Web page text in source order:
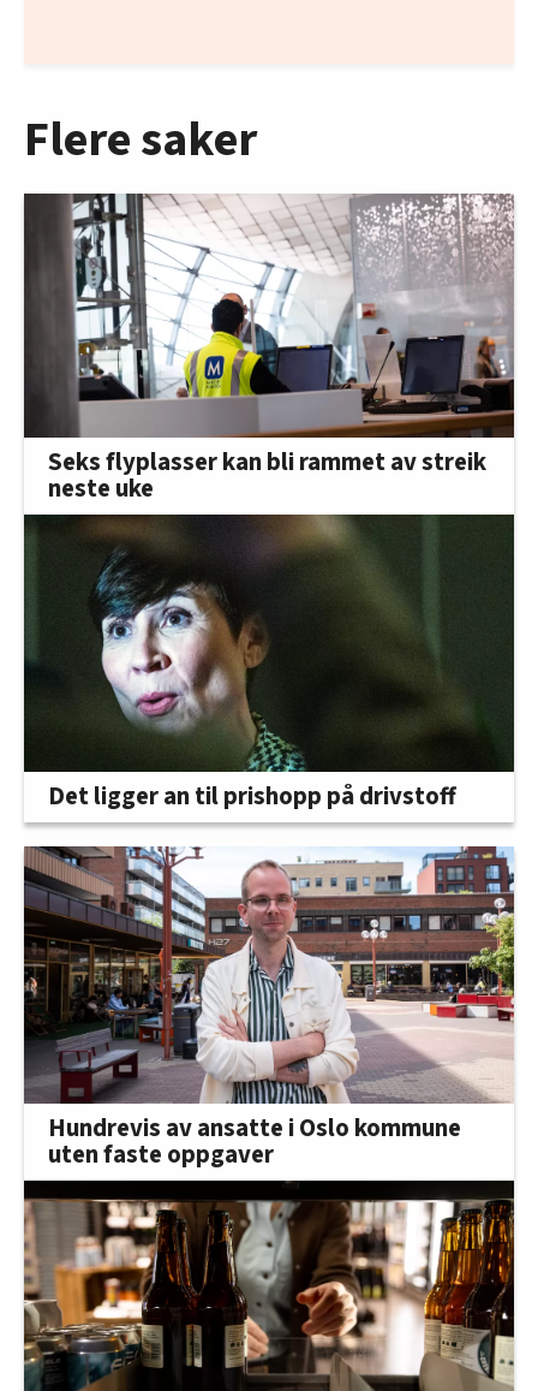
Flere saker
Seks flyplasser kan bli rammet av streik
neste uke
Det ligger an til prishopp på drivstoff
Hundrevis av ansatte i Oslo kommune
uten faste oppgaver